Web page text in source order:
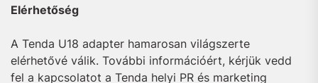
Elérhetőség
A Tenda U18 adapter hamarosan világszerte
elérhetővé válik. További információért, kérjük vedd
fel a kapcsolatot a Tenda helyi PR és marketing